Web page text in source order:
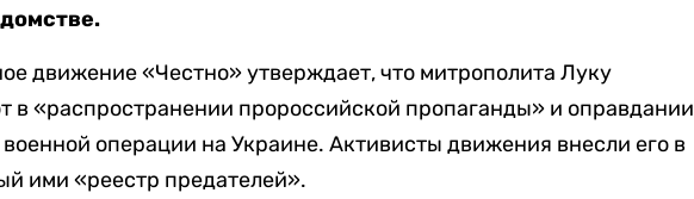
движение «Честно» утверждает, что митрополита Луку
в «распространении пророссийской пропаганды» и оправдании
операции на Украине. Активисты движения внесли его в
ими «реестр предателей».